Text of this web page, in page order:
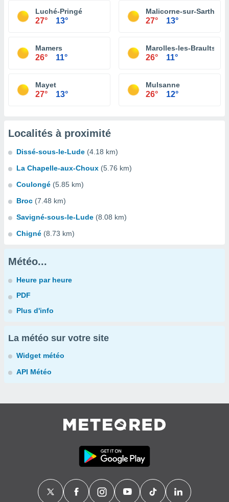
Luché-Pringé
27° 13°
Malicorne-sur-Sarthe
27° 13°
Mamers
26° 11°
Marolles-les-Braults
26° 11°
Mayet
27° 13°
Mulsanne
26° 12°
Localités à proximité
Dissé-sous-le-Lude (4.18 km)
La Chapelle-aux-Choux (5.76 km)
Coulongé (5.85 km)
Broc (7.48 km)
Savigné-sous-le-Lude (8.08 km)
Chigné (8.73 km)
Météo...
Heure par heure
PDF
Plus d'info
La météo sur votre site
Widget météo
API Météo